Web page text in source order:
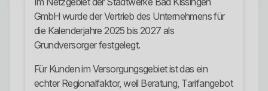
GmbH wurde der Vertrieb des Unternehmens für
die Kalenderjahre 2025 bis 2027 als
Grundversorger festgelegt.
Für Kunden im Versorgungsgebiet ist das ein
echter Regionalfaktor, weil Beratung, Tarifangebot